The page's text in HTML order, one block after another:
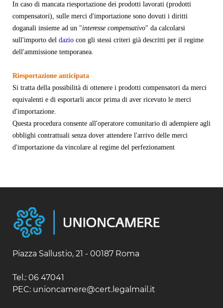
In caso di mancata riesportazione dei prodotti lavorati (prodotti
compensatori), sulle merci d'importazione sono dovuti i diritti
doganali insieme ad un "interesse compensativo" da calcolarsi
sull'importo del dazio con gli stessi criteri già descritti per il regime
dell'ammissione temporanea.
Riesportazione anticipata
Si tratta della possibilità di ottenere i prodotti compensatori da merci
equivalenti e di esportarli ancor prima di aver ricevuto le merci
d'importazione.
Questa procedura consente all'operatore comunitario di adempiere agli
obblighi contrattuali senza dover attendere l'arrivo delle merci
d'importazione da vincolare al regime del perfezionament
Piazza Sallustio, 21 - 00187 Roma
Tel.: 06 47041
PEC: unioncamere@cert.legalmail.it